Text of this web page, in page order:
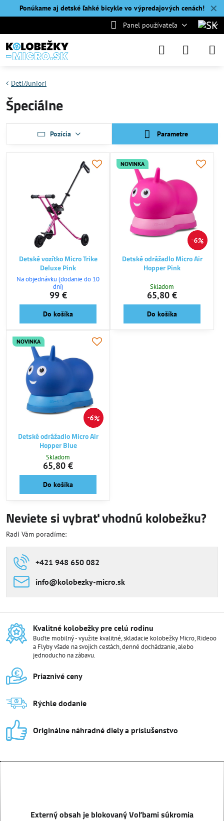
✕
Ponúkame aj detské ľahké bicykle vo výpredajových cenách!
Panel používateľa
Deti/Juniori
Špeciálne
Pozícia Parametre
Detské vozítko Micro Trike
Deluxe Pink
Na objednávku (dodanie do 10
dní)
99 €
Do košíka
6%
NOVINKA
Detské odrážadlo Micro Air
Hopper Pink
Skladom
65,80 €
Do košíka
6%
NOVINKA
Detské odrážadlo Micro Air
Hopper Blue
Skladom
65,80 €
Do košíka
Neviete si vybrať vhodnú kolobežku?
Radi Vám poradíme:
+421 948 650 082
info​@kolobezky-micro​.sk
Kvalitné kolobežky pre celú rodinu
Buďte mobilný - využite kvalitné, skladacie kolobežky Micro, Rideoo
a Flyby všade na svojich cestách, denné dochádzanie, alebo
jednoducho na zábavu.
Priaznivé ceny
Rýchle dodanie
Originálne náhradné diely a príslušenstvo
Externý obsah je blokovaný Voľbami súkromia